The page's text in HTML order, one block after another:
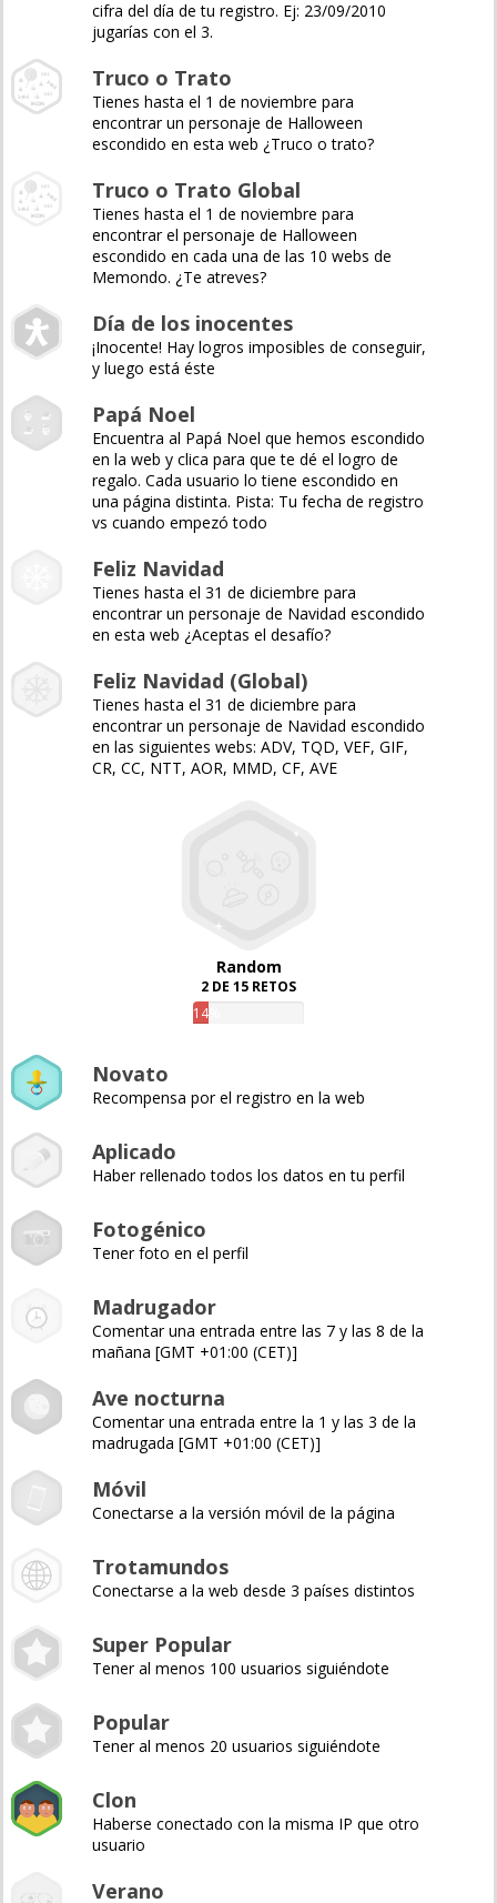
cifra del día de tu registro. Ej: 23/09/2010
jugarías con el 3.
Truco o Trato
Tienes hasta el 1 de noviembre para
encontrar un personaje de Halloween
escondido en esta web ¿Truco o trato?
Truco o Trato Global
Tienes hasta el 1 de noviembre para
encontrar el personaje de Halloween
escondido en cada una de las 10 webs de
Memondo. ¿Te atreves?
Día de los inocentes
¡Inocente! Hay logros imposibles de conseguir,
y luego está éste
Papá Noel
Encuentra al Papá Noel que hemos escondido
en la web y clica para que te dé el logro de
regalo. Cada usuario lo tiene escondido en
una página distinta. Pista: Tu fecha de registro
vs cuando empezó todo
Feliz Navidad
Tienes hasta el 31 de diciembre para
encontrar un personaje de Navidad escondido
en esta web ¿Aceptas el desafío?
Feliz Navidad (Global)
Tienes hasta el 31 de diciembre para
encontrar un personaje de Navidad escondido
en las siguientes webs: ADV, TQD, VEF, GIF,
CR, CC, NTT, AOR, MMD, CF, AVE
Random
2 DE 15 RETOS
14%
Novato
Recompensa por el registro en la web
Aplicado
Haber rellenado todos los datos en tu perfil
Fotogénico
Tener foto en el perfil
Madrugador
Comentar una entrada entre las 7 y las 8 de la
mañana [GMT +01:00 (CET)]
Ave nocturna
Comentar una entrada entre la 1 y las 3 de la
madrugada [GMT +01:00 (CET)]
Móvil
Conectarse a la versión móvil de la página
Trotamundos
Conectarse a la web desde 3 países distintos
Super Popular
Tener al menos 100 usuarios siguiéndote
Popular
Tener al menos 20 usuarios siguiéndote
Clon
Haberse conectado con la misma IP que otro
usuario
Verano